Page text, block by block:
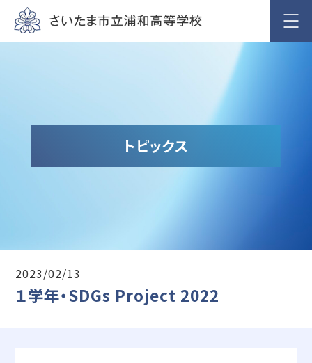
トピックス
2023/02/13
１学年・SDGs Project 2022